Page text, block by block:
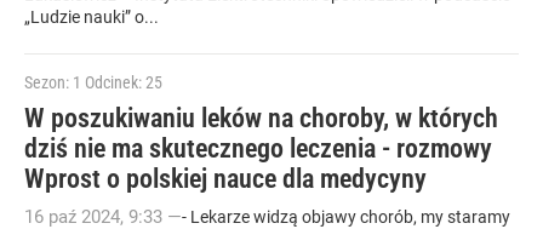
„Ludzie nauki” o...
Sezon: 1 Odcinek: 25
W poszukiwaniu leków na choroby, w których
dziś nie ma skutecznego leczenia - rozmowy
Wprost o polskiej nauce dla medycyny
16 paź 2024, 9:33 —- Lekarze widzą objawy chorób, my staramy